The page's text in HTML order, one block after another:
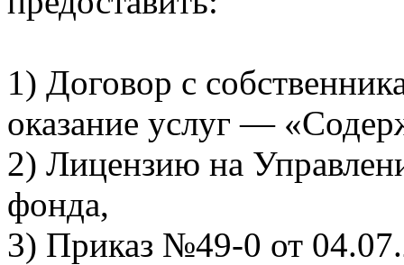
1) Договор с
оказание услуг —
2) Лицензию на
фонда,
3) Приказ №49-0 от